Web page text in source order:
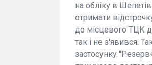
на обліку в
отримати
до місцевого ТЦК
так і не з'явився.
застосунку